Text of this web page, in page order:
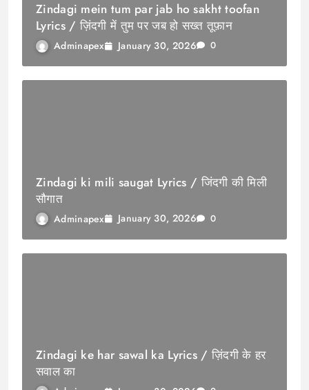
Zindagi mein tum par jab ho sakht toofan
Lyrics / ज़िंदगी में तुम पर जब हो सख्त तूफ़ान
Adminapex January 30, 2026 0
Zindagi ki mili saugat Lyrics / जिंदगी की मिली
सौगात
Adminapex January 30, 2026 0
Zindagi ke har sawal ka Lyrics / ज़िंदगी के हर
सवाल का